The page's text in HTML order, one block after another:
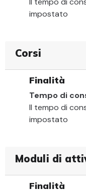
impostato
Corsi
Finalità
Tempo di
Il tempo di
impostato
Moduli di
Finalità